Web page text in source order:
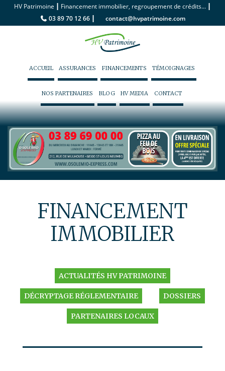
HV Patrimoine | Financement immobilier, regroupement de crédits... |
03 89 70 12 66 | contact@hvpatrimoine.com
ACCUEIL ASSURANCES FINANCEMENTS TÉMOIGNAGES
NOS PARTENAIRES BLOG HV MEDIA CONTACT
FINANCEMENT
IMMOBILIER
ACTUALITÉS HV PATRIMOINE
DÉCRYPTAGE RÉGLEMENTAIRE DOSSIERS
PARTENAIRES LOCAUX